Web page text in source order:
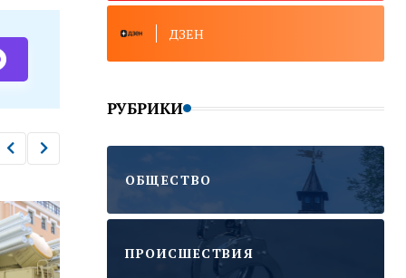
ДЗЕН
РУБРИКИ
ОБЩЕСТВО
ПРОИСШЕСТВИЯ